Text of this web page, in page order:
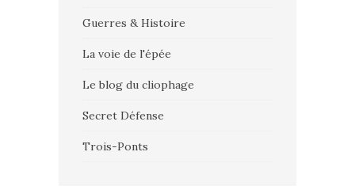
Guerres & Histoire
La voie de l'épée
Le blog du cliophage
Secret Défense
Trois-Ponts